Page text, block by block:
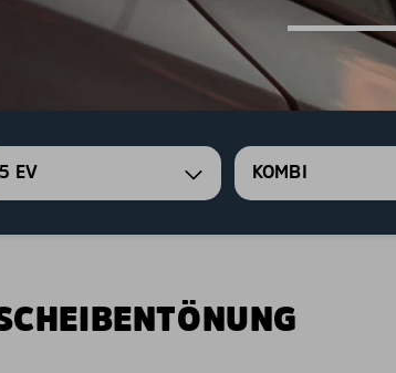
5 EV KOMBI